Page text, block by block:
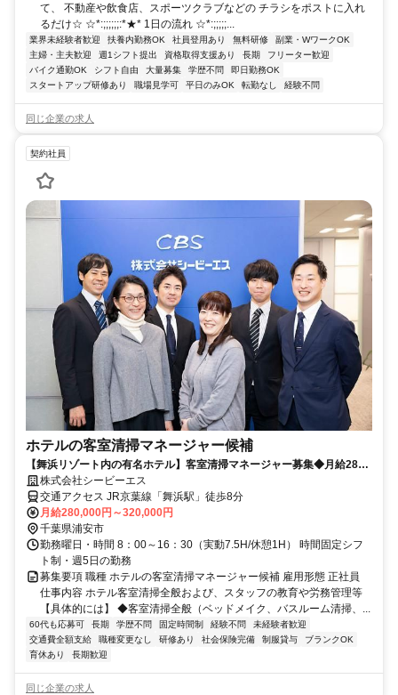
て、 不動産や飲食店、スポーツクラブなどの チラシをポストに入れ
るだけ☆ ☆*:;;;;;;:*★* 1日の流れ ☆*:;;;;;...
業界未経験者歓迎 扶養内勤務OK 社員登用あり 無料研修
副業・WワークOK
主婦・主夫歓迎
週1シフト提出 資格取得支援あり 長期
フリーター歓迎
バイク通勤OK
シフト自由 大量募集 学歴不問
即日勤務OK
スタートアップ研修あり
職場見学可 平日のみOK 転勤なし 経験不問
同じ企業の求人
契約社員
ホテルの客室清掃マネージャー候補
【舞浜リゾート内の有名ホテル】客室清掃マネージャー募集◆月給28万
～◆正社員（常駐）
株式会社シービーエス
交通アクセス JR京葉線「舞浜駅」徒歩8分
月給280,000円～320,000円
千葉県浦安市
勤務曜日・時間 8：00～16：30（実動7.5H/休憩1H） 時間固定シフ
ト制・週5日の勤務
募集要項 職種 ホテルの客室清掃マネージャー候補 雇用形態 正社員
仕事内容 ホテル客室清掃全般および、スタッフの教育や労務管理等
【具体的には】 ◆客室清掃全般（ベッドメイク、バスルーム清掃、...
60代も応募可 長期 学歴不問 固定時間制 経験不問
未経験者歓迎
交通費全額支給
職種変更なし 研修あり 社会保険完備 制服貸与
ブランクOK
育休あり
長期歓迎
同じ企業の求人